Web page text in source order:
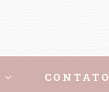
CONTATO